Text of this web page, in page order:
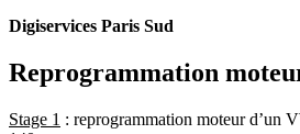
Digiservices Paris Sud
Reprogrammation
Stage 1 : reprogrammation moteur d’un